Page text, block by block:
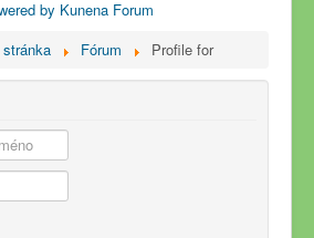
by Kunena Forum
Fórum Profile for